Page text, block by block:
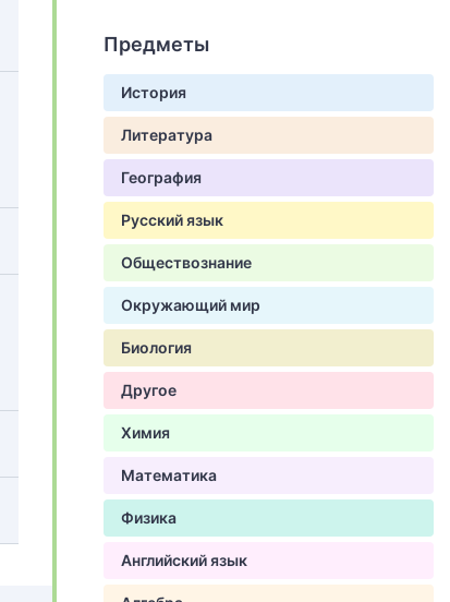
Предметы
История
Литература
География
Русский язык
Обществознание
Окружающий мир
Биология
Другое
Химия
Математика
Физика
Английский язык